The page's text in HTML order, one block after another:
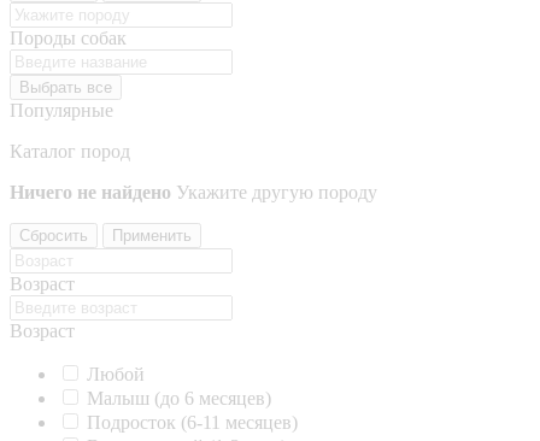
Породы собак
Выбрать все
Популярные
Каталог пород
Ничего не найдено Укажите другую породу
Сбросить Применить
Возраст
Возраст
Любой
Малыш (до 6 месяцев)
Подросток (6-11 месяцев)